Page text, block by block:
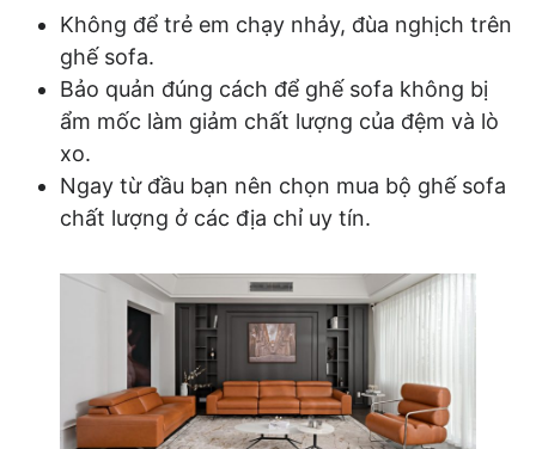
Không để trẻ em chạy nhảy, đùa nghịch trên
ghế sofa.
Bảo quản đúng cách để ghế sofa không bị
ẩm mốc làm giảm chất lượng của đệm và lò
xo.
Ngay từ đầu bạn nên chọn mua bộ ghế sofa
chất lượng ở các địa chỉ uy tín.